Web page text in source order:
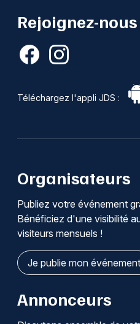
Rejoignez-
Téléchargez l'appli JDS :
Organisateurs
Publiez votre événement
Bénéficiez d'une visibilité
visiteurs mensuels !
Je publie mon événement
Annonceurs